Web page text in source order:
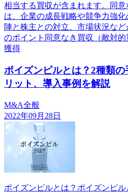
相当する買収が含まれます。同
は、企業の成長戦略や競争力強
陣と株主との対立、市場状況な
のポイント同意なき買収（敵対
獲得
ポイズンピルとは？2種類
リット、導入事例を解説
M&A全般
2022年09月28日
ポイズンピルとは？ポイズンピ